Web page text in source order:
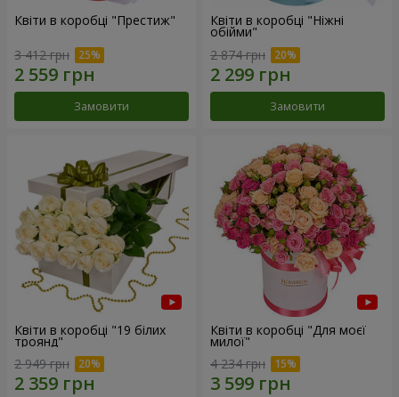
Квіти в коробці "Престиж"
3 412 грн
Замовити
Квіти в коробці "Ніжні
обійми"
2 874 грн
Замовити
Квіти в коробці "19 білих
троянд"
2 949 грн
Квіти в коробці "Для моєї
милої"
4 234 грн